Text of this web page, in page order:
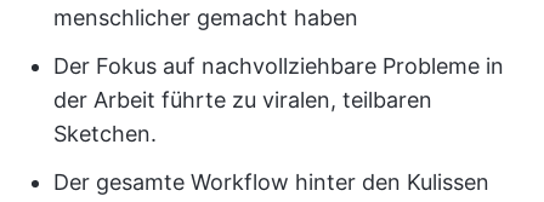
menschlicher gemacht haben
Der Fokus auf nachvollziehbare Probleme in
der Arbeit führte zu viralen, teilbaren
Sketchen.
Der gesamte Workflow hinter den Kulissen